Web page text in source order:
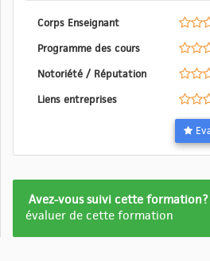
Corps Enseignant
Programme des cours
Notoriété / Réputation
Liens entreprises
Formation
pas
Avez-vous suivi cette formation?
évaluer de cette formation